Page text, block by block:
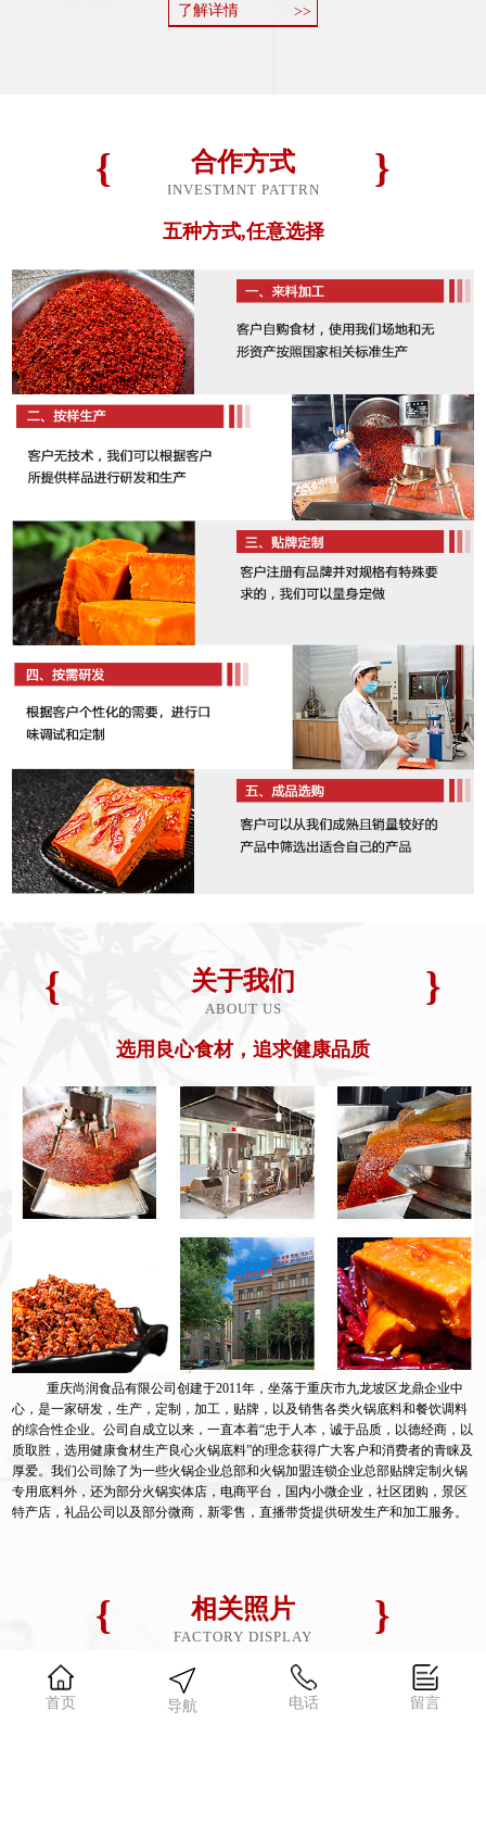
了解详情 >>
合作方式
INVESTMNT PATTRN
五种方式,任意选择
关于我们
ABOUT US
选用良心食材，追求健康品质
重庆尚润食品有限公司创建于2011年，坐落于重庆市九龙坡区龙鼎企业中
心，是一家研发，生产，定制，加工，贴牌，以及销售各类火锅底料和餐饮调料
的综合性企业。公司自成立以来，一直本着“忠于人本，诚于品质，以德经商，以
质取胜，选用健康食材生产良心火锅底料”的理念获得广大客户和消费者的青睐及
厚爱。我们公司除了为一些火锅企业总部和火锅加盟连锁企业总部贴牌定制火锅
专用底料外，还为部分火锅实体店，电商平台，国内小微企业，社区团购，景区
特产店，礼品公司以及部分微商，新零售，直播带货提供研发生产和加工服务。
相关照片
FACTORY DISPLAY
欢迎参观,现场品鉴
首页 导航 电话 留言